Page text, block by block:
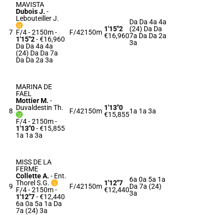
7
MAVISTA
Dubois J. -
Lebouteiller J.
F/4 - 2150m-
1'15"2- €16,960
Da Da 4a 4a
(24) Da Da 7a
Da Da 2a 3a
F/42150m 1'15"2
€16,960
Da Da 4a 4a
(24) Da Da
7a Da Da 2a
3a
8
MARINA DE
FAEL
Mottier M. -
Duvaldestin Th.
F/4 - 2150m-
1'13"0- €15,855
1a 1a 3a
F/42150m 1'13"0
€15,8551a 1a 3a
9
MISS DE LA
FERME
Collette A. - Ent.
Thorel S.G.
F/4 - 2150m-
1'12"7- €12,440
6a 0a 5a 1a Da
7a (24) 3a
F/42150m 1'12"7
€12,440
6a 0a 5a 1a
Da 7a (24)
3a